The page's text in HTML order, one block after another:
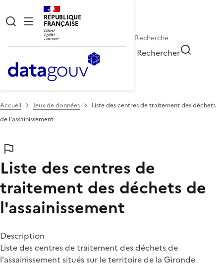
RÉPUBLIQUE
FRANÇAISE
Rechercher
Accueil Jeux de données
Liste des centres de traitement des déchets
de l'assainissement
Liste des centres de
traitement des déchets de
l'assainissement
Description
Liste des centres de traitement des déchets de
l'assainissement situés sur le territoire de la Gironde